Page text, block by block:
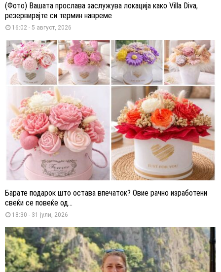
(Фото) Вашата прослава заслужува локација како Villa Diva,
резервирајте си термин навреме
16:02 - 5 август, 2026
Барате подарок што остава впечаток? Овие рачно изработени
свеќи се повеќе од...
18:30 - 31 јули, 2026